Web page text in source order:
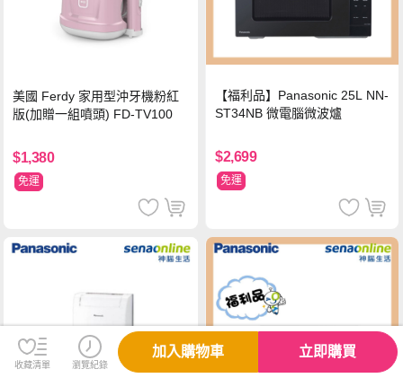
美國 Ferdy 家用型沖牙機粉紅
版(加贈一組噴頭) FD-TV100
$1,380
免運
【福利品】Panasonic 25L NN-
ST34NB 微電腦微波爐
$2,699
免運
售完，補貨中
收藏清單 瀏覽紀錄
加入購物車 立即購買